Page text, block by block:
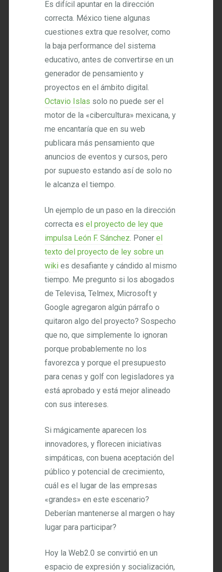
Es difícil apuntar en la dirección
correcta. México tiene algunas
cuestiones extra que resolver, como
la baja performance del sistema
educativo, antes de convertirse en un
generador de pensamiento y
proyectos en el ámbito digital.
Octavio Islas solo no puede ser el
motor de la «cibercultura» mexicana, y
me encantaría que en su web
publicara más pensamiento que
anuncios de eventos y cursos, pero
por supuesto estando así de solo no
le alcanza el tiempo.
Un ejemplo de un paso en la dirección
correcta esel proyecto de ley que
impulsa León F. Sánchez. Ponerel
texto del proyecto de ley sobre un
wiki es desafiante y cándido al mismo
tiempo. Me pregunto si los abogados
de Televisa, Telmex, Microsoft y
Google agregaron algún párrafo o
quitaron algo del proyecto? Sospecho
que no, que simplemente lo ignoran
porque probablemente no los
favorezca y porque el presupuesto
para cenas y golf con legisladores ya
está aprobado y está mejor alineado
con sus intereses.
Si mágicamente aparecen los
innovadores, y florecen iniciativas
simpáticas, con buena aceptación del
público y potencial de crecimiento,
cuál es el lugar de las empresas
«grandes» en este escenario?
Deberían mantenerse al margen o hay
lugar para participar?
Hoy la Web2.0 se convirtió en un
espacio de expresión y socialización,